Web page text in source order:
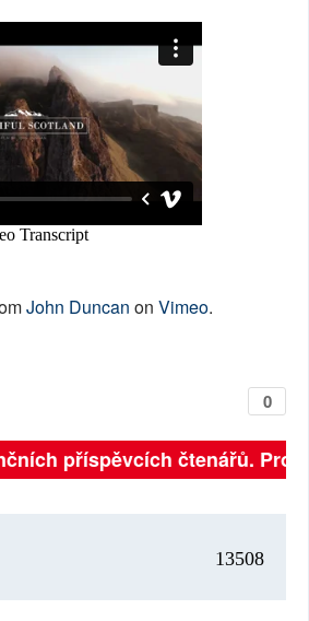
John Duncan on Vimeo.
0
příspěvcích čtenářů.
13508